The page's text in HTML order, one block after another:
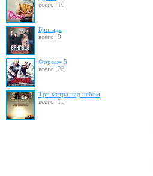
всего: 10
Бригада
всего: 9
Форсаж 5
всего: 23
Три метра над небом
всего: 15